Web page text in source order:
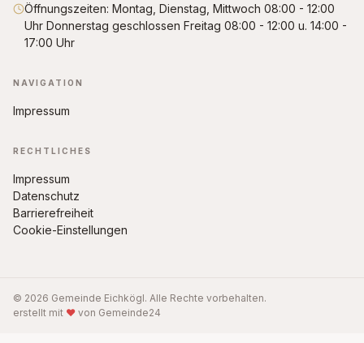
Öffnungszeiten: Montag, Dienstag, Mittwoch 08:00 - 12:00
Uhr Donnerstag geschlossen Freitag 08:00 - 12:00 u. 14:00 -
17:00 Uhr
NAVIGATION
Impressum
RECHTLICHES
Impressum
Datenschutz
Barrierefreiheit
Cookie-Einstellungen
© 2026 Gemeinde Eichkögl. Alle Rechte vorbehalten.
erstellt mit ♥ von Gemeinde24